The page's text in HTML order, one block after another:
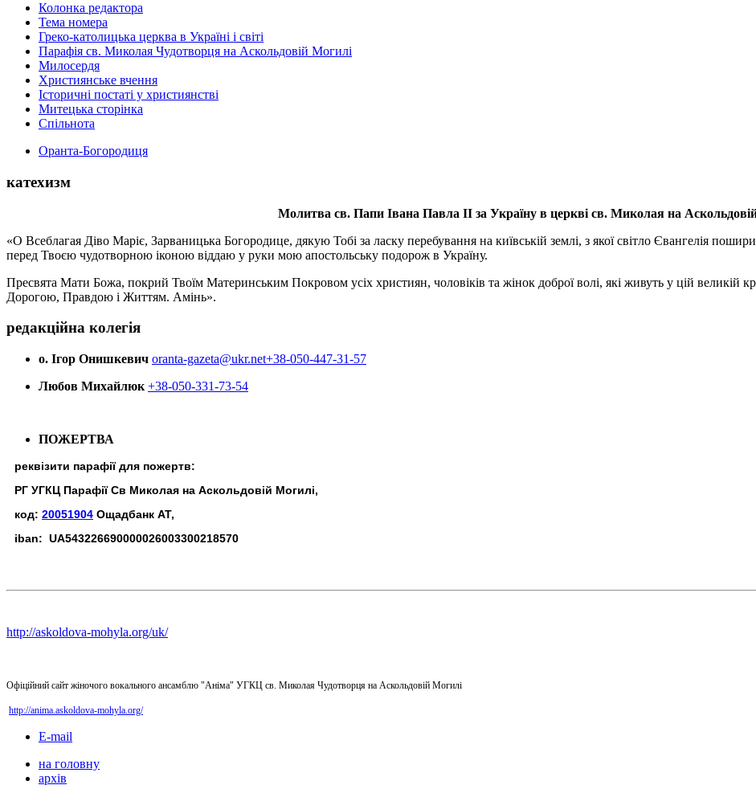
Колонка редактора
Тема номера
Греко-католицька церква в Україні і світі
Парафія св. Миколая Чудотворця на Аскольдовій Могилі
Милосердя
Християнське вчення
Історичні постаті у християнстві
Митецька сторінка
Спільнота
Оранта-Богородиця
катехизм
Молитва св. Папи Івана Павла ІІ за Україну в церкві св. Миколая на
«О Всеблагая Діво Маріє, Зарваницька Богородице, дякую Тобі за ласку перебування на київській землі, з якої світло Євангелія
перед Твоєю чудотворною іконою віддаю у руки мою апостольську подорож в Україну.
Пресвята Мати Божа, покрий Твоїм Материнським Покровом усіх християн, чоловіків та жінок доброї волі, які живуть у цій великій
Дорогою, Правдою і Життям. Амінь».
редакційна колегія
о. Ігор Онишкевич oranta-gazeta@ukr.net+38-050-447-31-57
Любов Михайлюк +38-050-331-73-54
ПОЖЕРТВА
реквізити парафії для пожертв:
РГ УГКЦ Парафії Св Миколая на Аскольдовій Могилі,
код: 20051904 Ощадбанк АТ,
iban: UA543226690000026003300218570
http://askoldova-mohyla.org/uk/
Офіційний сайт жіночого вокального ансамблю "Аніма" УГКЦ св. Миколая Чудотворця на Аскольдовій Могилі
http://anima.askoldova-mohyla.org/
E-mail
на головну
архів